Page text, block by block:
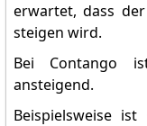
erwartet, dass
steigen wird.
Bei Contango
ansteigend.
Beispielsweise